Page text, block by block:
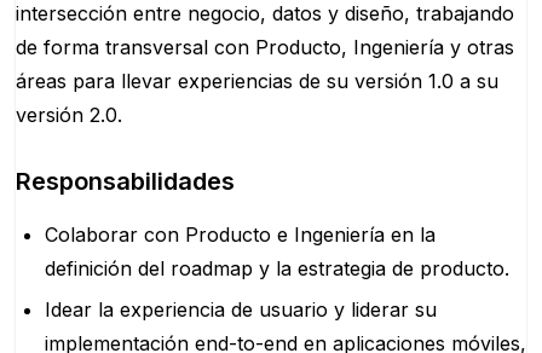
intersección entre negocio, datos y diseño, trabajando
de forma transversal con Producto, Ingeniería y otras
áreas para llevar experiencias de su versión 1.0 a su
versión 2.0.
Responsabilidades
Colaborar con Producto e Ingeniería en la
definición del roadmap y la estrategia de producto.
Idear la experiencia de usuario y liderar su
implementación end-to-end en aplicaciones móviles,